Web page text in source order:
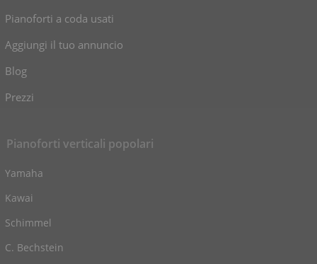
Pianoforti a coda usati
Aggiungi il tuo annuncio
Blog
Prezzi
Pianoforti verticali popolari
Yamaha
Kawai
Schimmel
C. Bechstein